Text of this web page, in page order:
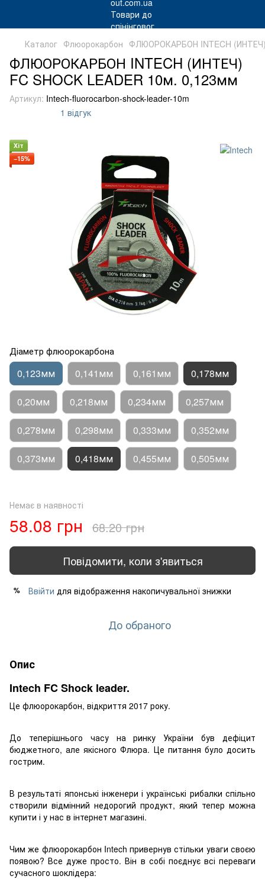
Каталог Флюорокарбон ФЛЮОРОКАРБОН INTECH (ИНТЕЧ)
ФЛЮОРОКАРБОН INTECH (ИНТЕЧ)
FC SHOCK LEADER 10м. 0,123мм
Артикул: Intech-fluorocarbon-shock-leader-10m
1 відгук
Хіт
−15%
Діаметр флюорокарбона
0,123мм 0,141мм 0,161мм 0,178мм
0,20мм 0,218мм 0,234мм 0,257мм
0,278мм 0,298мм 0,333мм 0,352мм
0,373мм 0,418мм 0,455мм 0,505мм
Немає в наявності
58.08 грн 68.20 грн
Повідомити, коли з'явиться
% Ввійти для відображення накопичувальної знижки
До обраного
Опис
Intech FC Shock leader.
Це флюорокарбон, відкриття 2017 року.
До теперішнього часу на ринку України був дефіцит
бюджетного, але якісного Флюра. Це питання було досить
гострим.
В результаті японські інженери і українські рибалки спільно
створили відмінний недорогий продукт, який тепер можна
купити і у нас в інтернет магазині.
Чим же флюорокарбон Intech привернув стільки уваги своєю
появою? Все дуже просто. Він в собі поєднує всі переваги
сучасного шоклідера: